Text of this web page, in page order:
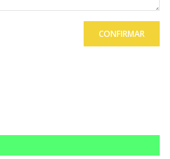
CONFIRMAR